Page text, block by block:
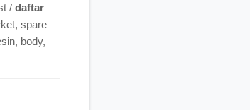
/ daftar
spare
body,